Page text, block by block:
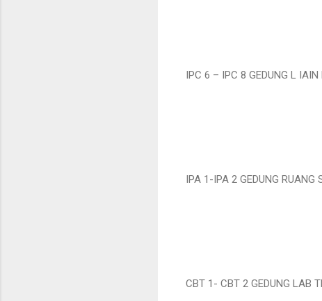
IPC 6 – IPC 8 GEDUNG L IAIN
IPA 1-IPA 2 GEDUNG RUANG
CBT 1- CBT 2 GEDUNG LAB